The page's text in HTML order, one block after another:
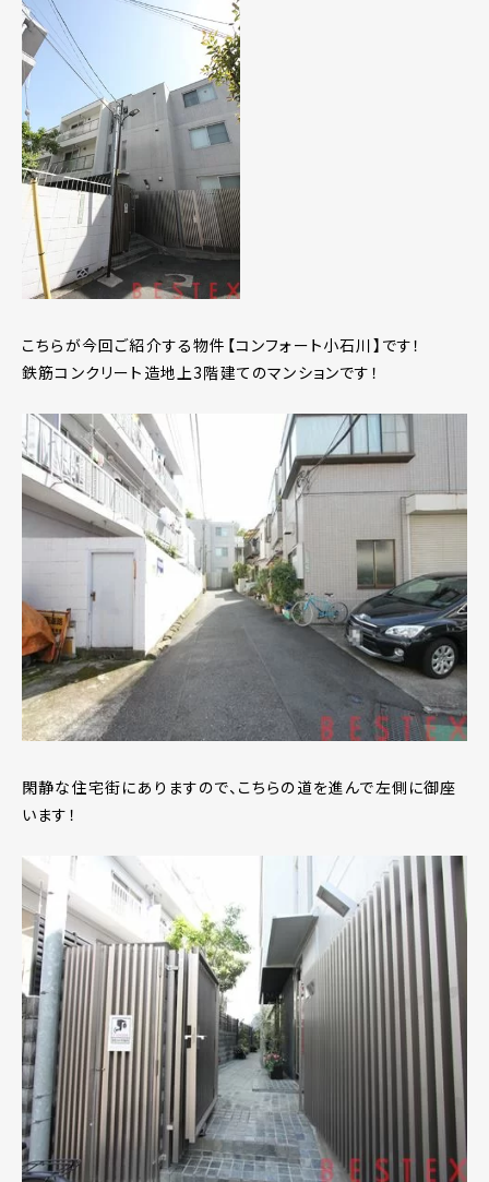
こちらが今回ご紹介する物件【コンフォート小石川】です！
鉄筋コンクリート造地上3階建てのマンションです！
閑静な住宅街にありますので、こちらの道を進んで左側に御座
います！